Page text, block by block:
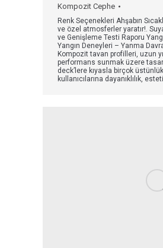
Kompozit Cephe
Renk Seçenekleri Ahşabın
ve özel atmosferler yaratır!.
ve Genişleme Testi Raporu
Yangın Deneyleri – Yanma
Kompozit tavan profilleri, uzun
performans sunmak üzere
deck’lere kıyasla birçok
kullanıcılarına dayanıklılık,